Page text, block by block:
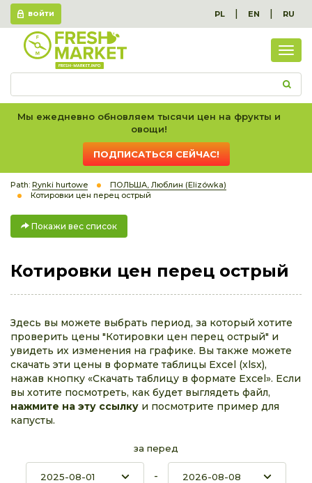
ВОЙТИ PL | EN | RU
вес
Мы ежедневно обновляем тысячи цен на фрукты и
овощи!
ПОДПИСАТЬСЯ СЕЙЧАС!
Path: Rynki hurtowe
ПОЛЬША, Люблин (Elizówka)
Котировки цен перец острый
Покажи вес список
Котировки цен перец острый
Здесь вы можете выбрать период, за который хотите
проверить цены "Котировки цен перец острый" и
увидеть их изменения на графике. Вы также можете
скачать эти цены в формате таблицы Excel (xlsx),
нажав кнопку «Скачать таблицу в формате Excel». Если
вы хотите посмотреть, как будет выглядеть файл,
нажмите на эту ссылку и посмотрите пример для
капусты.
за перед
-